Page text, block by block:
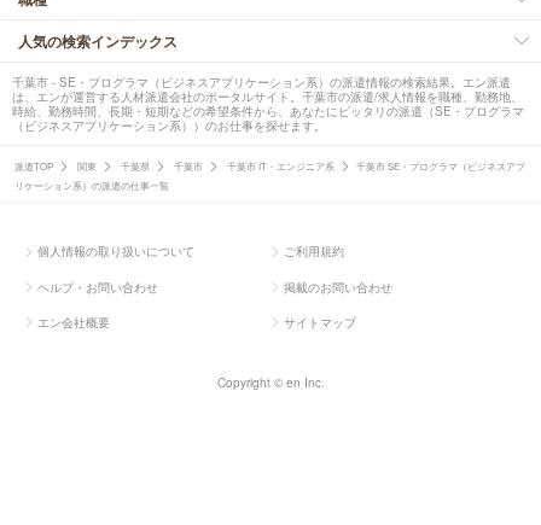
人気の検索インデックス
千葉市 - SE・プログラマ（ビジネスアプリケーション系）の派遣情報の検索結果。エン派遣
は、エンが運営する人材派遣会社のポータルサイト。千葉市の派遣/求人情報を職種、勤務地、
時給、勤務時間、長期・短期などの希望条件から、あなたにピッタリの派遣（SE・プログラマ
（ビジネスアプリケーション系））のお仕事を探せます。
派遣TOP 関東 千葉県 千葉市 千葉市 IT・エンジニア系
千葉市 SE・プログラマ（ビジネスアプ
リケーション系）の派遣の仕事一覧
個人情報の取り扱いについて ご利用規約
ヘルプ・お問い合わせ 掲載のお問い合わせ
エン会社概要 サイトマップ
Copyright © en Inc.